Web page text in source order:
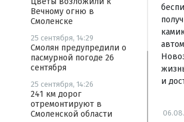
Вечному огню в
Смоленске
25 сентября, 14:29
Смолян предупредили о
пасмурной погоде 26
сентября
25 сентября, 14:26
241 км дорог
отремонтируют в
Смоленской области
и